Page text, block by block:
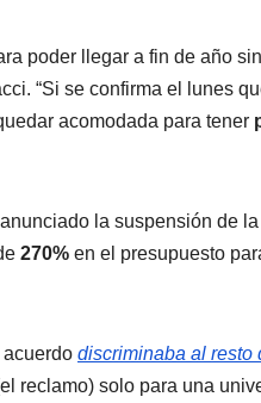
poder llegar a fin de año
“Si se confirma el lunes
acomodada para tener
la suspensión de
270% en el presupuesto
discriminaba al resto
reclamo) solo para una